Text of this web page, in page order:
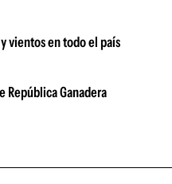
vientos en todo el país
República Ganadera